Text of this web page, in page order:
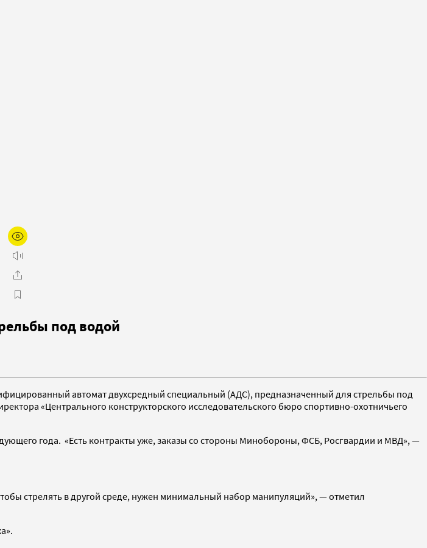
под водой
автомат двухсредный специальный (АДС), предназначенный для стрельбы под
«Центрального конструкторского исследовательского бюро спортивно-охотничьего
года. «Есть контракты уже, заказы со стороны Минобороны, ФСБ, Росгвардии и МВД», —
стрелять в другой среде, нужен минимальный набор манипуляций», — отметил